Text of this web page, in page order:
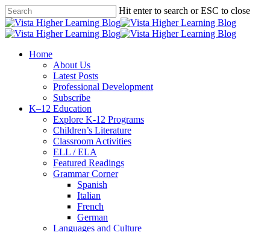
Skip
to
main
Hit enter to search or ESC to close
Close
Search
search
Menu
Home
About Us
Latest Posts
Professional Development
Subscribe
K–12 Education
Explore K-12 Programs
Children’s Literature
Classroom Activities
ELL / ELA
Featured Readings
Grammar Corner
Spanish
Italian
French
German
Languages and Culture